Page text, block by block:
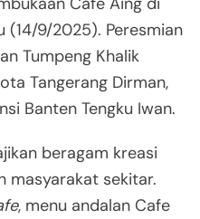
(14/9/2025). Peresmian
Tumpeng Khalik
Tangerang Dirman,
Banten Tengku Iwan.
beragam kreasi
masyarakat sekitar.
, menu andalan Cafe